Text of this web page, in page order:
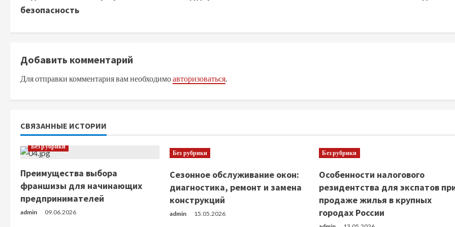
о
д
о
л
ж
и
т
ч
т
безопасность
Добавить комментарий
Для отправки комментария вам необходимоавторизоваться.
СВЯЗАННЫЕ ИСТОРИИ
Без рубрики
Преимущества выбора
франшизы для начинающих
предпринимателей
admin 09.06.2026
Без рубрики
Сезонное обслуживание окон:
диагностика, ремонт и замена
конструкций
admin 15.05.2026
Без рубрики
Особенности налогового
резидентства для экспатов
продаже жилья в крупных
городах России